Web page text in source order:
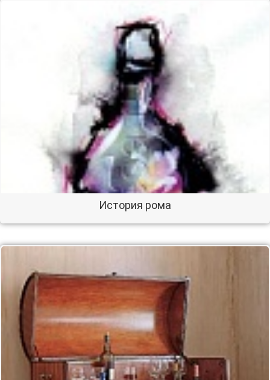
История рома